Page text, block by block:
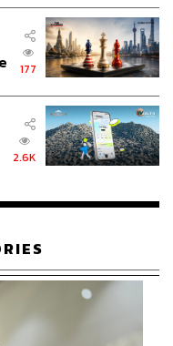
ปอีกหนึ่งอันก็เหมือนใส่
ดที่เดิมเคยหล่อเลี้ยง
เดิม ให้สามารถหล่อ
เพื่อให้ทำงานคู่กัน ไม่
การสั่งการ”
ครงการนี้สำเร็จภายใน
ก 50 หน่วยงานทั้ง
เป็น
รวมถึง ‘Core Team
ปพลิเคชัน เพื่อให้
รงการ
177
2.6K